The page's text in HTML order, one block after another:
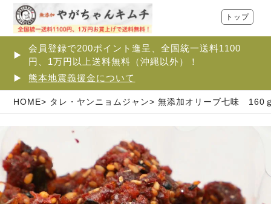
会員登録で200ポイント進呈、全国統一送料1100
円、1万円以上送料無料（沖縄以外）！
熊本地震義援金について
トップ
HOME タレ・ヤンニョムジャン 無添加オリーブ七味 160